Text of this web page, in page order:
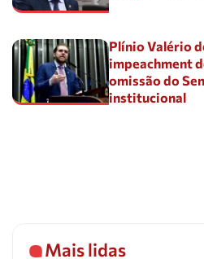
Plínio Valério
impeachment
omissão do
institucional
Mais lidas